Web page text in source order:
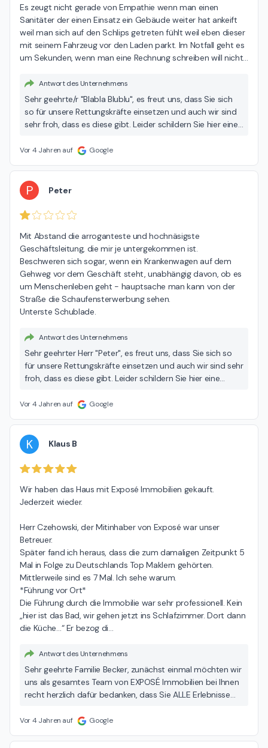
Es zeugt nicht gerade von Empathie wenn man einen
Sanitäter der einen Einsatz ein Gebäude weiter hat ankeift
weil man sich auf den Schlips getreten fühlt weil eben dieser
mit seinem Fahrzeug vor den Laden parkt. Im Notfall geht es
um Sekunden, wenn man eine Rechnung schreiben will nicht...
Antwort des Unternehmens
Sehr geehrte/r "Blabla Blublu", es freut uns, dass Sie sich
so für unsere Rettungskräfte einsetzen und auch wir sind
sehr froh, dass es diese gibt. Leider schildern Sie hier eine
entspricht und somit zu einer falschen Einschätzung führt.
Büro klären. Unsere Kunden schreiben ja normaler Weise
mit vollem Namen Ihre Bewertungen, nur schade, dass
dies hier wohl nicht gewünscht war. Mit freundlichen
Grüßen Michael Czehowsky
Vor 4 Jahren auf Google
P Peter
Mit Abstand die arroganteste und hochnäsigste
Geschäftsleitung, die mir je untergekommen ist.
Beschweren sich sogar, wenn ein Krankenwagen auf dem
Gehweg vor dem Geschäft steht, unabhängig davon, ob es
um Menschenleben geht - hauptsache man kann von der
Straße die Schaufensterwerbung sehen.
Unterste Schublade.
Antwort des Unternehmens
Sehr geehrter Herr "Peter", es freut uns, dass Sie sich so
für unsere Rettungskräfte einsetzen und auch wir sind sehr
froh, dass es diese gibt. Leider schildern Sie hier eine
entspricht und somit zu einer falschen Einschätzung führt.
Büro klären. Mit freundlichen Grüßen Michael Czehowsky
Vor 4 Jahren auf Google
K Klaus B
Wir haben das Haus mit Exposé Immobilien gekauft.
Jederzeit wieder.
Herr Czehowski, der Mitinhaber von Exposé war unser
Betreuer.
Später fand ich heraus, dass die zum damaligen Zeitpunkt 5
Mal in Folge zu Deutschlands Top Maklern gehörten.
Mittlerweile sind es 7 Mal. Ich sehe warum.
*Führung vor Ort*
Die Führung durch die Immobilie war sehr professionell. Kein
„hier ist das Bad, wir gehen jetzt ins Schlafzimmer. Dort dann
die Küche…“ Er bezog di…
Antwort des Unternehmens
Sehr geehrte Familie Becker, zunächst einmal möchten wir
uns als gesamtes Team von EXPOSÉ Immobilien bei Ihnen
recht herzlich dafür bedanken, dass Sie ALLE Erlebnisse
ausführlich, sachlich und geradezu emotional
Vor 4 Jahren auf Google